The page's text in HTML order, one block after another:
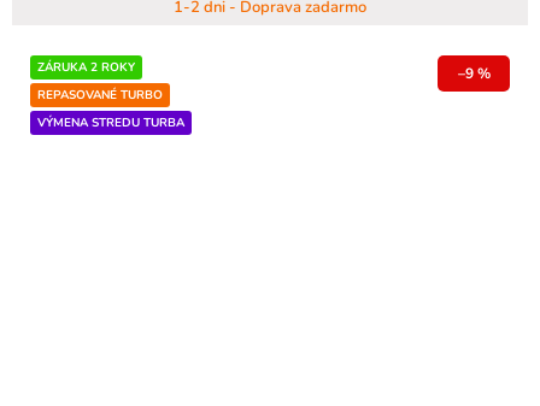
1-2 dni - Doprava zadarmo
ZÁRUKA 2 ROKY
REPASOVANÉ TURBO
VÝMENA STREDU TURBA
–9 %